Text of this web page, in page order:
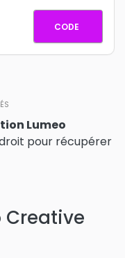
150-
CODE
Lumeo
pour récupérer
Creative